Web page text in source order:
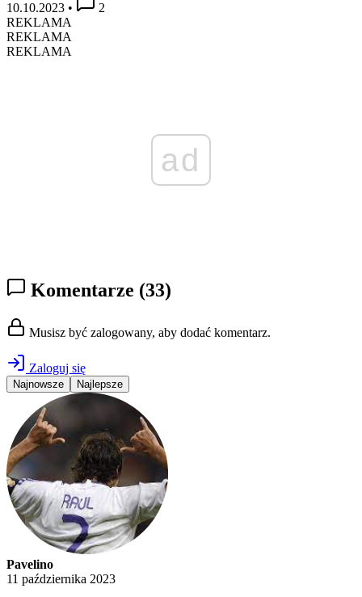
10.10.2023 •
2
REKLAMA
REKLAMA
REKLAMA
ad
Komentarze (33)
Musisz być zalogowany, aby dodać komentarz.
Zaloguj się
Najnowsze Najlepsze
Pavelino
11 października 2023